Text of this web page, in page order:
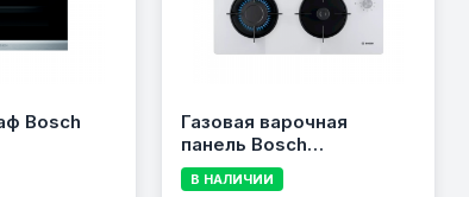
Bosch
Газовая варочная
панель Bosch
POY6B2O10Q
В НАЛИЧИИ